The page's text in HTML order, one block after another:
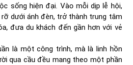
sống hiện đại. Vào mỗi dịp lễ hội,
dưới ánh đèn, trở thành trung tâm
đưa du khách đến gần hơn với vẻ
là một công trình, mà là linh hồn
qua cầu đều mang theo một phần